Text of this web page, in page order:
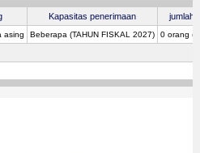
Kapasitas penerimaan jumlah
asing Beberapa (TAHUN FISKAL 2027) 0 orang